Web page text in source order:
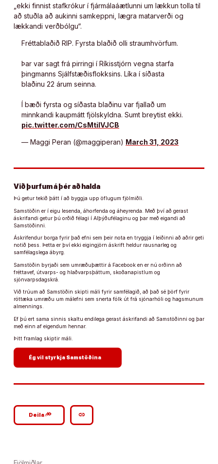
„ekki finnist stafkrókur í fjármálaáætlunni um lækkun tolla til
að stuðla að aukinni samkeppni, lægra matarverði og
lækkandi verðbólgu“.
Fréttablaðið RIP. Fyrsta blaðið olli straumhvörfum.
Þar var sagt frá pirringi í Ríkisstjórn vegna starfa
þingmanns Sjálfstæðisflokksins. Líka í síðasta
blaðinu 22 árum seinna.
Í bæði fyrsta og síðasta blaðinu var fjallað um
minnkandi kaupmátt fjölskyldna. Sumt breytist ekki.
pic.twitter.com/CsMtilVJCB
— Maggi Peran (@maggiperan) March 31, 2023
Við þurfum á þér að halda
Þú getur tekið þátt í að byggja upp öflugum fjölmiðli.
Samstöðin er í eigu lesenda, áhorfenda og áheyrenda. Með því að gerast
áskrifandi getur þú orðið félagi í Alþýðufélaginu og þar með eigandi að
Samstöðinni.
Áskrifendur borga fyrir það efni sem þeir nota en tryggja í leiðinni að aðrir geti
notið þess. Þetta er því ekki eigingjörn áskrift heldur rausnarleg og
samfélagslega ábyrg.
Samstöðin byrjaði sem umræðuþættir á Facebook en er nú orðinn að
fréttavef, útvarps- og hlaðvarpsþáttum, skoðanapistlum og
sjónvarpsdagskrá.
Við trúum að Samstöðin skipti máli fyrir samfélagið, að það sé þörf fyrir
róttæka umræðu um málefni sem snerta fólk út frá sjónarhóli og hagsmunum
almennings.
Ef þú ert sama sinnis skaltu endilega gerast áskrifandi að Samstöðinni og þar
með einn af eigendum hennar.
Þitt framlag skiptir máli.
Ég vil styrkja Samstöðina
Deilagoogle_plus_reshare link